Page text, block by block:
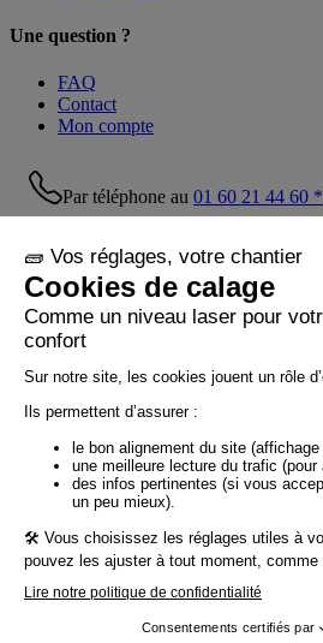
Une question ?
FAQ
Contact
Mon compte
Par téléphone au01 60 21 44 60 *
Suivez-nous !
Politique de confidentialité
Politique cookies
Politique réseaux sociaux
CGV